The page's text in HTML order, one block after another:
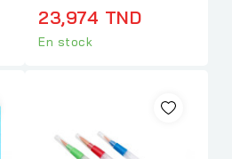
23,974 TND
En stock